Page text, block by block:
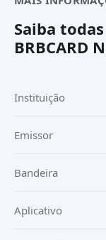
Saiba
BRBCARD
Instituição
Emissor
Bandeira
Aplicativo